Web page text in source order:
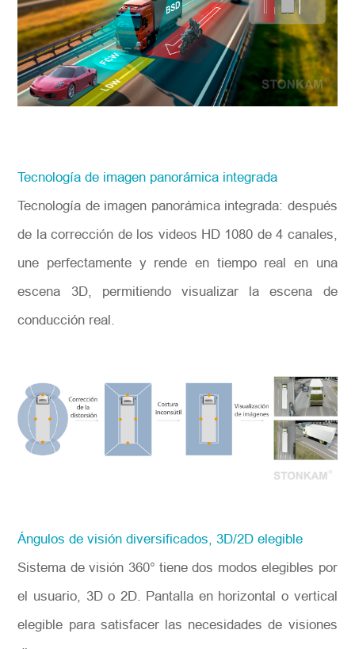
Tecnología de imagen panorámica integrada
Tecnología de imagen panorámica integrada: después
de la corrección de los videos HD 1080 de 4 canales,
une perfectamente y rende en tiempo real en una
escena 3D, permitiendo visualizar la escena de
conducción real.
Ángulos de visión diversificados, 3D/2D elegible
Sistema de visión 360° tiene dos modos elegibles por
el usuario, 3D o 2D. Pantalla en horizontal o vertical
elegible para satisfacer las necesidades de visiones